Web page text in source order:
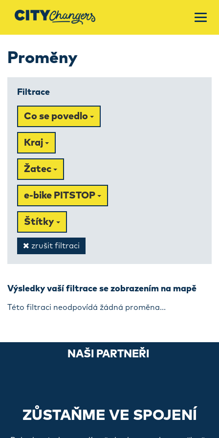
Proměny
Filtrace
Co se povedlo
Kraj
Žatec
e-bike PITSTOP
Štítky
zrušit filtraci
Výsledky vaší filtrace se zobrazením na mapě
Této filtraci neodpovídá žádná proměna...
NAŠI PARTNEŘI
ZŮSTAŇME VE SPOJENÍ